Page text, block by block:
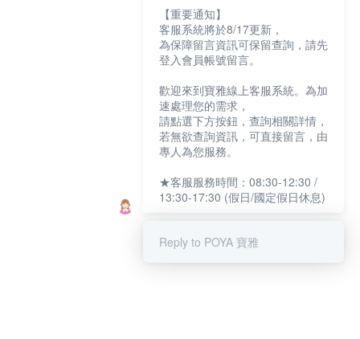
【重要通知】
客服系統將於8/17更新，
為保障留言資訊可保留查詢，請先
登入會員帳號留言。
歡迎來到寶雅線上客服系統。為加
速處理您的需求，
請點選下方按鈕，查詢相關詳情，
若無欲查詢資訊，可直接留言，由
專人為您服務。
★客服服務時間：08:30-12:30 /
13:30-17:30 (假日/國定假日休息)
Reply to POYA 寶雅